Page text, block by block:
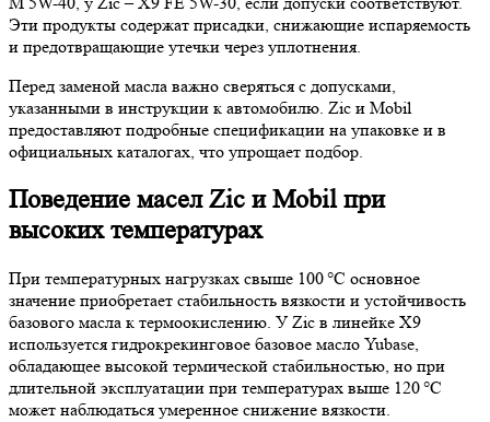
Эти продукты содержат присадки, снижающие испаряемость
и предотвращающие утечки через уплотнения.
Перед заменой масла важно сверяться с допусками,
указанными в инструкции к автомобилю. Zic и Mobil
предоставляют подробные спецификации на упаковке и в
официальных каталогах, что упрощает подбор.
Поведение масел Zic и Mobil при
высоких температурах
При температурных нагрузках свыше 100 °C основное
значение приобретает стабильность вязкости и устойчивость
базового масла к термоокислению. У Zic в линейке X9
используется гидрокрекинговое базовое масло Yubase,
обладающее высокой термической стабильностью, но при
длительной эксплуатации при температурах выше 120 °C
может наблюдаться умеренное снижение вязкости.